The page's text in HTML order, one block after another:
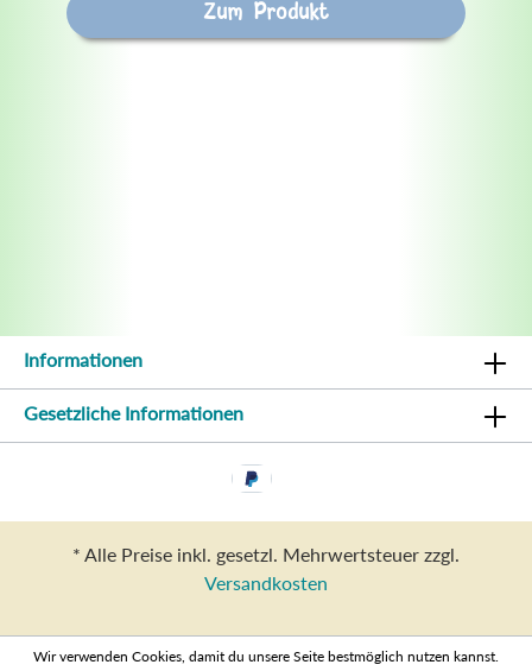
Zum Produkt
Informationen
Gesetzliche Informationen
* Alle Preise inkl. gesetzl. Mehrwertsteuer zzgl.
Versandkosten
Wir verwenden Cookies, damit du unsere Seite bestmöglich nutzen kannst.